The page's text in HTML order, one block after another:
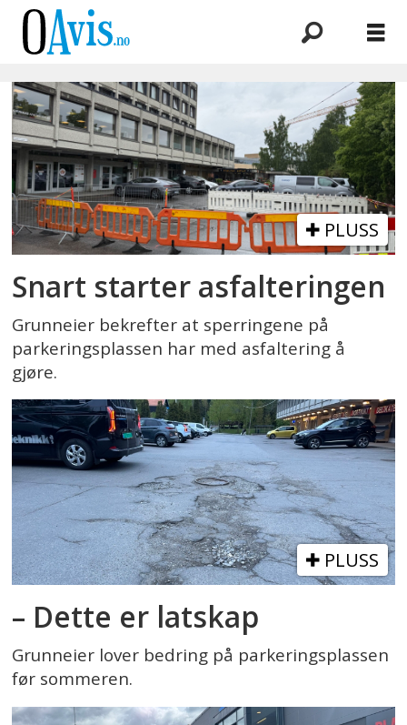
Emne:
parkeringsplass
PLUSS
Snart starter asfalteringen
Grunneier bekrefter at sperringene på
parkeringsplassen har med asfaltering å
gjøre.
PLUSS
– Dette er latskap
Grunneier lover bedring på parkeringsplassen
før sommeren.